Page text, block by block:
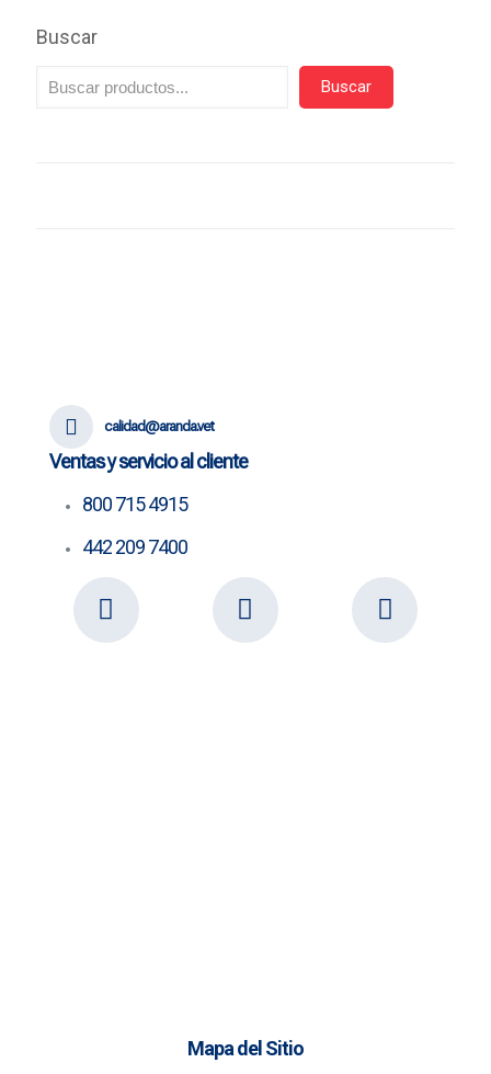
Buscar
Buscar
calidad@aranda.vet
Ventas y servicio al cliente
800 715 4915
442 209 7400
Mapa del Sitio